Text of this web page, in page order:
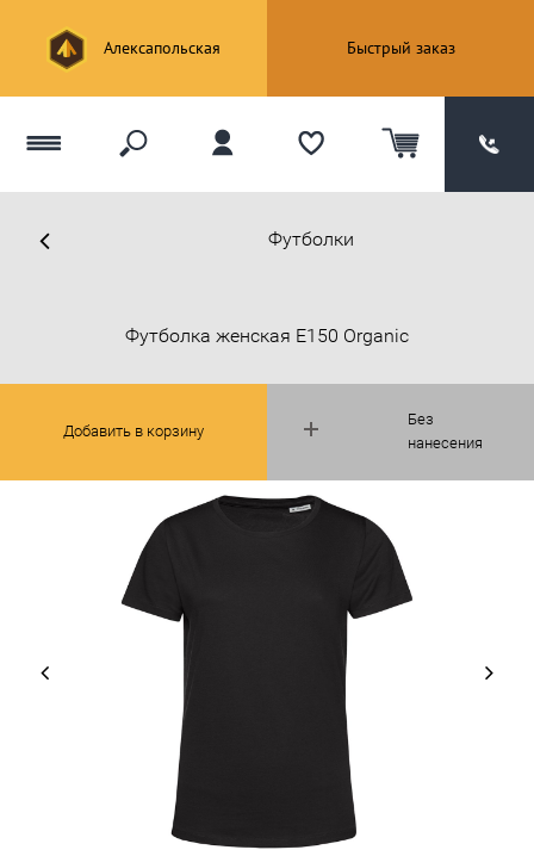
Алексапольская Быстрый заказ
Футболки
Без
нанесения
Футболка женская E150 Organic
Добавить в корзину